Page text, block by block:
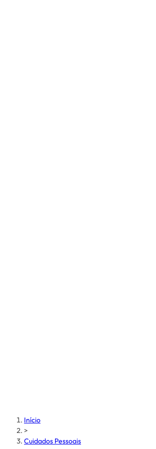
Início
>
Cuidados Pessoais